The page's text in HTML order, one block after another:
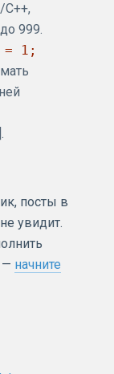
С++,
999.
1;
посты в
увидит.
— начните